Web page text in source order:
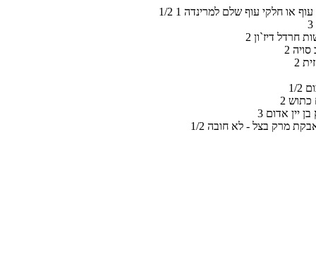
חרדל דיז`ון
סויה
כתוש
בן יין אדום
אבקת מרק בצל - לא חובה